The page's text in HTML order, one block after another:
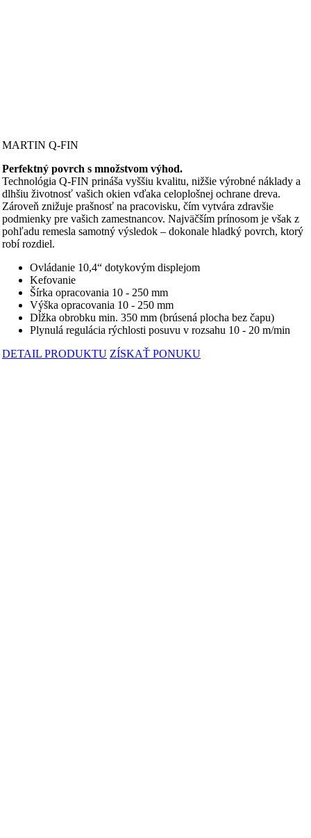
MARTIN Q-FIN
Perfektný povrch s množstvom výhod.
Technológia Q-FIN prináša vyššiu kvalitu, nižšie výrobné náklady a
dlhšiu životnosť vašich okien vďaka celoplošnej ochrane dreva.
Zároveň znižuje prašnosť na pracovisku, čím vytvára zdravšie
podmienky pre vašich zamestnancov. Najväčším prínosom je však z
pohľadu remesla samotný výsledok – dokonale hladký povrch, ktorý
robí rozdiel.
Ovládanie 10,4“ dotykovým displejom
Kefovanie
Šírka opracovania 10 - 250 mm
Výška opracovania 10 - 250 mm
Dĺžka obrobku min. 350 mm (brúsená plocha bez čapu)
Plynulá regulácia rýchlosti posuvu v rozsahu 10 - 20 m/min
DETAIL PRODUKTU ZÍSKAŤ PONUKU